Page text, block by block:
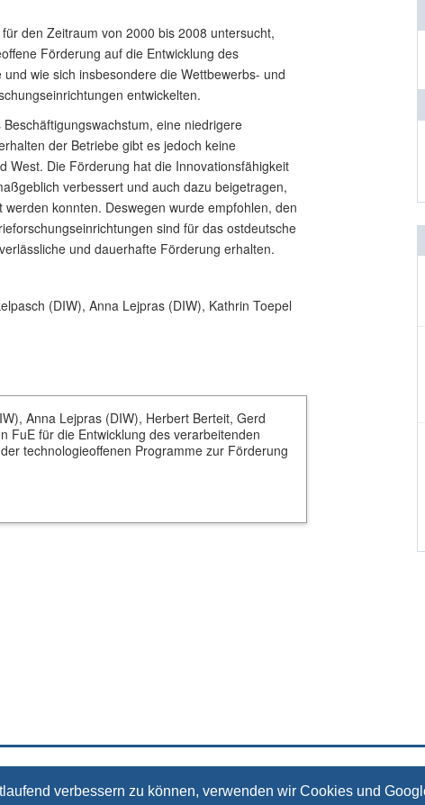
verbessern zu können, verwenden wir Cookies und
den Zeitraum von 2000 bis 2008 untersucht,
Förderung auf die Entwicklung des
wie sich insbesondere die Wettbewerbs- und
entwickelten.
eine niedrigere
der Betriebe gibt es jedoch keine
West. Die Förderung hat die Innovationsfähigkeit
verbessert und auch dazu beigetragen,
konnten. Deswegen wurde empfohlen, den
sind für das ostdeutsche
und dauerhafte Förderung erhalten.
(DIW), Anna Lejpras (DIW), Kathrin Toepel
Anna Lejpras (DIW), Herbert Berteit, Gerd
FuE für die Entwicklung des verarbeitenden
technologieoffenen Programme zur Förderung